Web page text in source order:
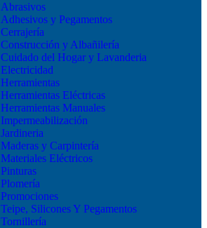
Abrasivos
Adhesivos y Pegamentos
Cerrajería
Construcción y Albañilería
Cuidado del Hogar y Lavanderia
Electricidad
Herramientas
Herramientas Eléctricas
Herramientas Manuales
Impermeabilización
Jardineria
Maderas y Carpintería
Materiales Eléctricos
Pinturas
Plomería
Promociones
Teipe, Silicones Y Pegamentos
Tornillería